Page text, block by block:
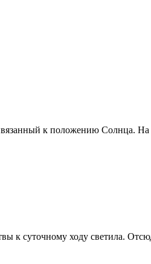
к положению Солнца.
суточному ходу светила.